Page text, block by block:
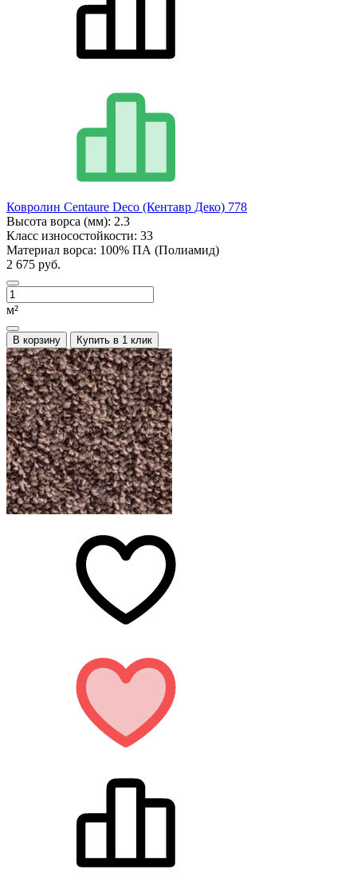
Ковролин Centaure Deco (Кентавр Деко) 778
Высота ворса (мм): 2.3
Класс износостойкости: 33
Материал ворса: 100% ПА (Полиамид)
2 675 руб.
м²
В корзину Купить в 1 клик